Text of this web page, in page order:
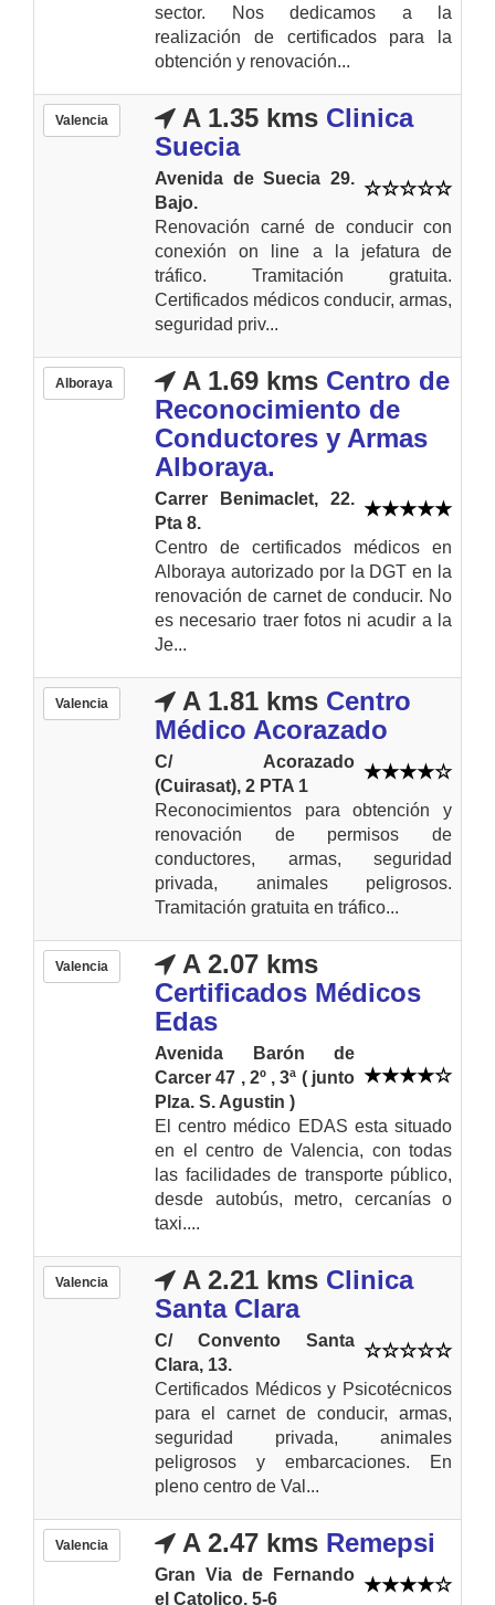
sector. Nos dedicamos a la
realización de certificados para la
obtención y renovación...
Valencia A 1.35 kms Clinica
Suecia
Avenida de Suecia 29.
Bajo.
Renovación carné de conducir con
conexión on line a la jefatura de
tráfico. Tramitación gratuita.
Certificados médicos conducir, armas,
seguridad priv...
Alboraya A 1.69 kms Centro de
Reconocimiento de
Conductores y Armas
Alboraya.
Carrer Benimaclet, 22.
Pta 8.
Centro de certificados médicos en
Alboraya autorizado por la DGT en la
renovación de carnet de conducir. No
es necesario traer fotos ni acudir a la
Je...
Valencia A 1.81 kms Centro
Médico Acorazado
C/ Acorazado
(Cuirasat), 2 PTA 1
Reconocimientos para obtención y
renovación de permisos de
conductores, armas, seguridad
privada, animales peligrosos.
Tramitación gratuita en tráfico...
Valencia
A 2.07 kms
Certificados Médicos
Edas
Avenida Barón de
Carcer 47 , 2º , 3ª ( junto
Plza. S. Agustin )
El centro médico EDAS esta situado
en el centro de Valencia, con todas
las facilidades de transporte público,
desde autobús, metro, cercanías o
taxi....
Valencia A 2.21 kms Clinica
Santa Clara
C/ Convento Santa
Clara, 13.
Certificados Médicos y Psicotécnicos
para el carnet de conducir, armas,
seguridad privada, animales
peligrosos y embarcaciones. En
pleno centro de Val...
Valencia A 2.47 kms Remepsi
Gran Via de Fernando
el Catolico, 5-6